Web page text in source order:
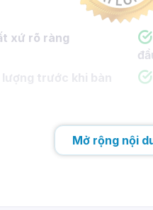
xứ rõ ràng
trước khi bàn
VIỆT NAMMở rộng nội